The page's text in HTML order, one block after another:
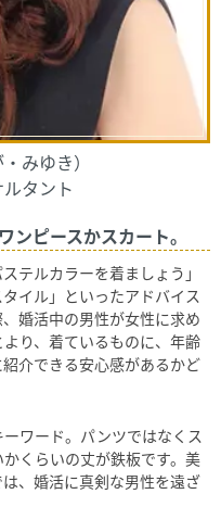
みゆき）
タント
ピースかスカート。
テルカラーを着ましょう」
イル」といったアドバイス
婚活中の男性が女性に求め
り、着ているものに、年齢
介できる安心感があるかど
ワード。パンツではなくス
くらいの丈が鉄板です。美
、婚活に真剣な男性を遠ざ